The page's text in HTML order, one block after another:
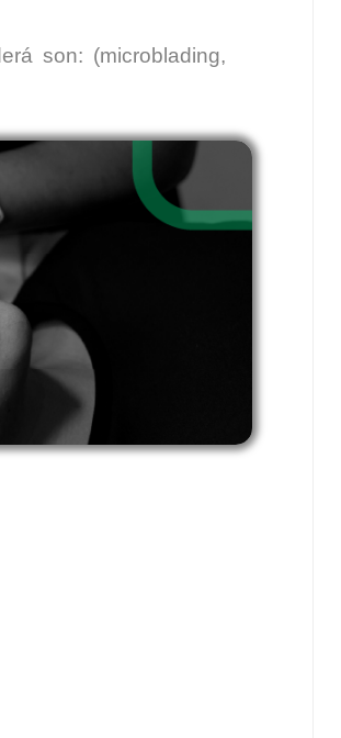
son: (microblading,